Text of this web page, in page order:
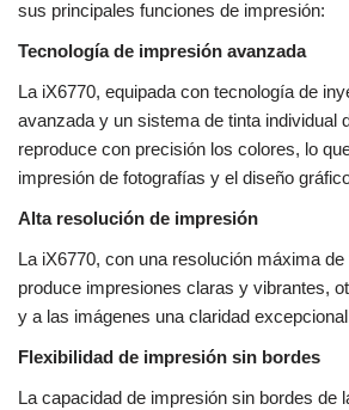
sus principales funciones de impresión:
Tecnología de impresión avanzada
La iX6770, equipada con tecnología de
avanzada y un sistema de tinta individual
reproduce con precisión los colores, lo
impresión de fotografías y el diseño
Alta resolución de impresión
La iX6770, con una resolución máxima de
produce impresiones claras y vibrantes,
y a las imágenes una claridad
Flexibilidad de impresión sin bordes
La capacidad de impresión sin bordes de